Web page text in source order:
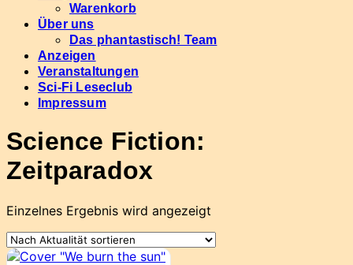
Warenkorb
Über uns
Das phantastisch! Team
Anzeigen
Veranstaltungen
Sci-Fi Leseclub
Impressum
Science Fiction:
Zeitparadox
Einzelnes Ergebnis wird angezeigt